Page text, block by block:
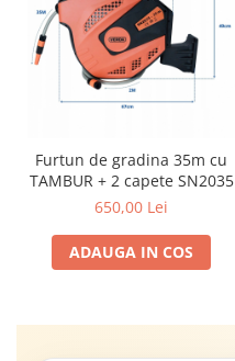
Furtun de gradina 35m cu
TAMBUR + 2 capete SN2035
650,00 Lei
ADAUGA IN COS